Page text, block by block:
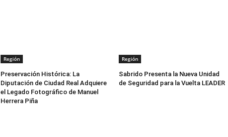
Región
Preservación Histórica: La
Diputación de Ciudad Real Adquiere
el Legado Fotográfico de Manuel
Herrera Piña
Región
Sabrido Presenta la Nueva Unidad
de Seguridad para la Vuelta LEADER